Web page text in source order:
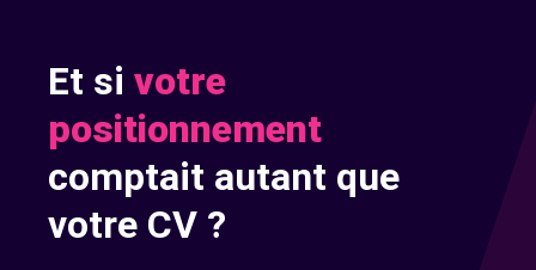
Et si votre
positionnement
comptait autant que
votre CV ?